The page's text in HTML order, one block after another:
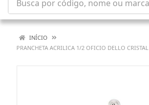
INÍCIO
PRANCHETA ACRILICA 1/2 OFICIO DELLO CRISTAL